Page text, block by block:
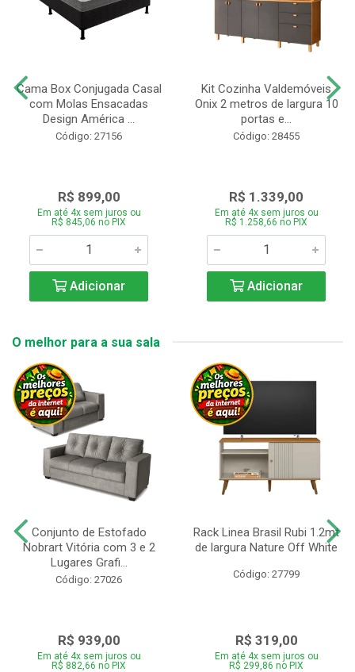
Cama Box Conjugada Casal
com Molas Ensacadas
Design América ...
Código: 27156
R$ 899,00
Em até 4x sem juros ou
R$ 845,06 no PIX
Adicionar
Kit Cozinha Valdemóveis
Onix 2 metros de largura 10
portas e...
Código: 28455
R$ 1.339,00
Em até 4x sem juros ou
R$ 1.258,66 no PIX
Adicionar
O melhor para a sua sala
Conjunto de Estofado
Nobrart Vitória com 3 e 2
Lugares Grafi...
Código: 27026
R$ 939,00
Em até 4x sem juros ou
R$ 882,66 no PIX
Rack Linea Brasil Rubi 1.2mt
de largura Nature Off White
Código: 27799
R$ 319,00
Em até 4x sem juros ou
R$ 299,86 no PIX